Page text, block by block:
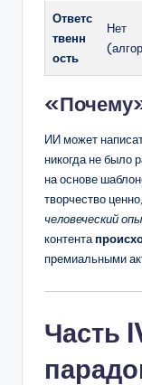
Ответс
твенн
ость
Нет
ИИ может
никогда не было
на основе
творчество
человеческий
контента
премиальными
Часть